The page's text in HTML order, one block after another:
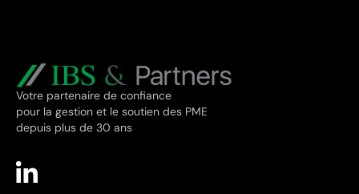
Votre partenaire de confiance
pour la gestion et le soutien des PME
depuis plus de 30 ans